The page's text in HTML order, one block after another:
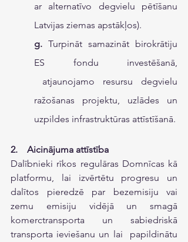
ar alternatīvo degvielu pētīšanu
Latvijas ziemas apstākļos).
g. Turpināt samazināt birokrātiju
ES fondu investēšanā,
atjaunojamo resursu degvielu
ražošanas projektu, uzlādes un
uzpildes infrastruktūras attīstīšanā.
2.    Aicinājuma attīstība
Dalībnieki rīkos regulāras Domnīcas kā
platformu, lai izvērtētu progresu un
dalītos pieredzē par bezemisiju vai
zemu emisiju vidējā un smagā
komerctransporta un sabiedriskā
transporta ieviešanu un lai  papildinātu